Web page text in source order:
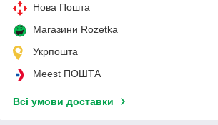
Нова Пошта
Магазини Rozetka
Укрпошта
Meest ПОШТА
Всі умови доставки